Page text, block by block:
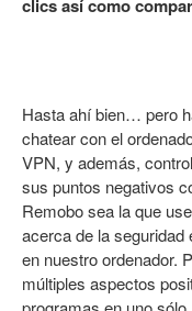
clics así como
Hasta ahí bien… pero
chatear con el
VPN, y además,
sus puntos negativos
Remobo sea la que
acerca de la seguridad
en nuestro ordenador.
múltiples aspectos